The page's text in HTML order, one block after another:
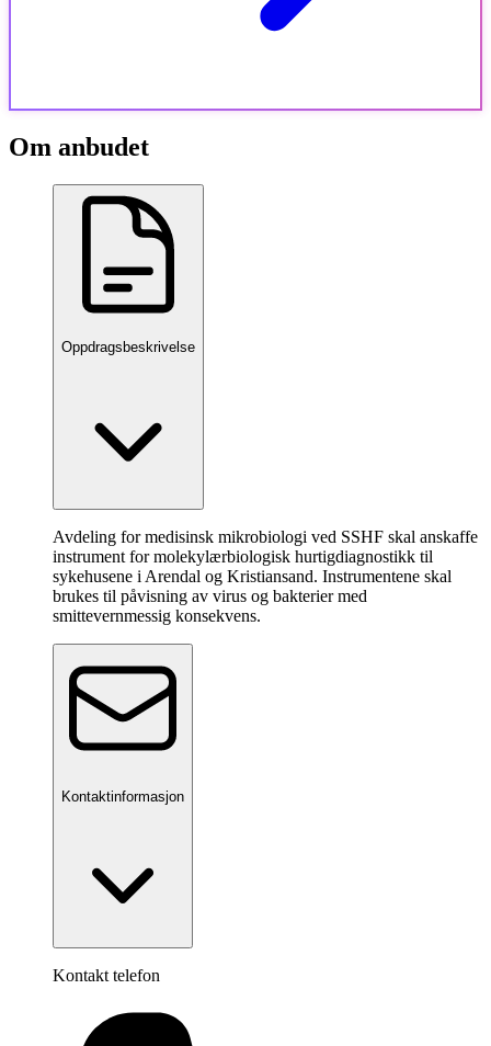
Om anbudet
Oppdragsbeskrivelse
Avdeling for medisinsk mikrobiologi ved SSHF skal anskaffe
instrument for molekylærbiologisk hurtigdiagnostikk til
sykehusene i Arendal og Kristiansand. Instrumentene skal
brukes til påvisning av virus og bakterier med
smittevernmessig konsekvens.
Kontaktinformasjon
Kontakt telefon